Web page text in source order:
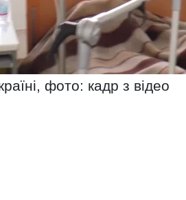
фото: кадр з відео